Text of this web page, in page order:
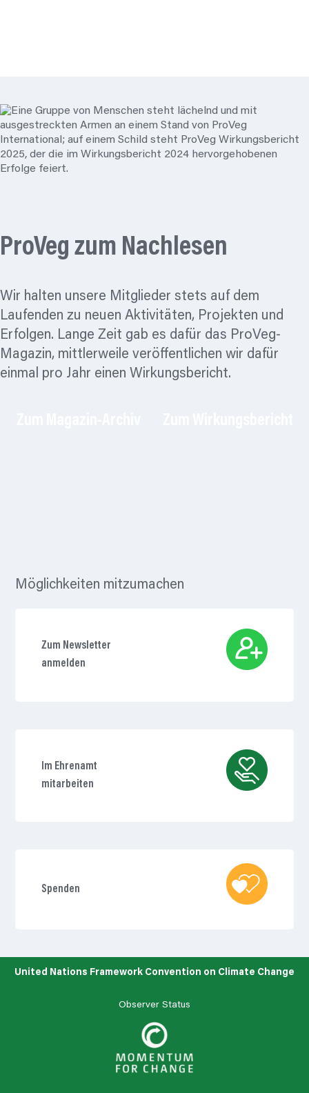
ProVeg zum Nachlesen
Wir halten unsere Mitglieder stets auf dem
Laufenden zu neuen Aktivitäten, Projekten und
Erfolgen. Lange Zeit gab es dafür das ProVeg-
Magazin, mittlerweile veröffentlichen wir dafür
einmal pro Jahr einen Wirkungsbericht.
Möglichkeiten mitzumachen
Zum Newsletter
anmelden
Im Ehrenamt
mitarbeiten
Spenden
United Nations Framework Convention on Climate Change
Observer Status